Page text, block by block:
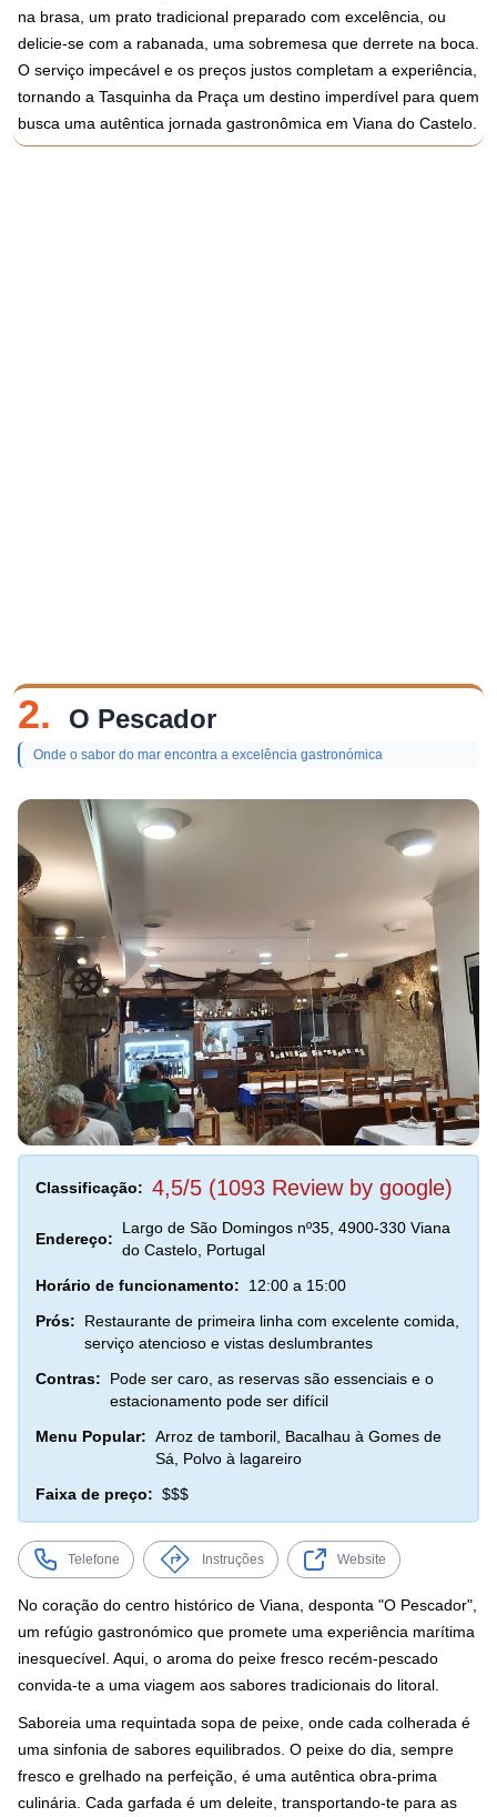
na brasa, um prato tradicional preparado com excelência, ou
delicie-se com a rabanada, uma sobremesa que derrete na boca.
O serviço impecável e os preços justos completam a experiência,
tornando a Tasquinha da Praça um destino imperdível para quem
busca uma autêntica jornada gastronômica em Viana do Castelo.
2. O Pescador
Onde o sabor do mar encontra a excelência gastronómica
Classificação: 4,5/5 (1093 Review by google)
Endereço:
Largo de São Domingos nº35, 4900-330 Viana
do Castelo, Portugal
Horário de funcionamento:
12:00 a 15:00
Prós:
Restaurante de primeira linha com excelente comida,
serviço atencioso e vistas deslumbrantes
Contras:
Pode ser caro, as reservas são essenciais e o
estacionamento pode ser difícil
Menu Popular: Arroz de tamboril, Bacalhau à Gomes de
Sá, Polvo à lagareiro
Faixa de preço: $$$
Telefone Instruções Website
No coração do centro histórico de Viana, desponta "O Pescador",
um refúgio gastronómico que promete uma experiência marítima
inesquecível. Aqui, o aroma do peixe fresco recém-pescado
convida-te a uma viagem aos sabores tradicionais do litoral.
Saboreia uma requintada sopa de peixe, onde cada colherada é
uma sinfonia de sabores equilibrados. O peixe do dia, sempre
fresco e grelhado na perfeição, é uma autêntica obra-prima
culinária. Cada garfada é um deleite, transportando-te para as